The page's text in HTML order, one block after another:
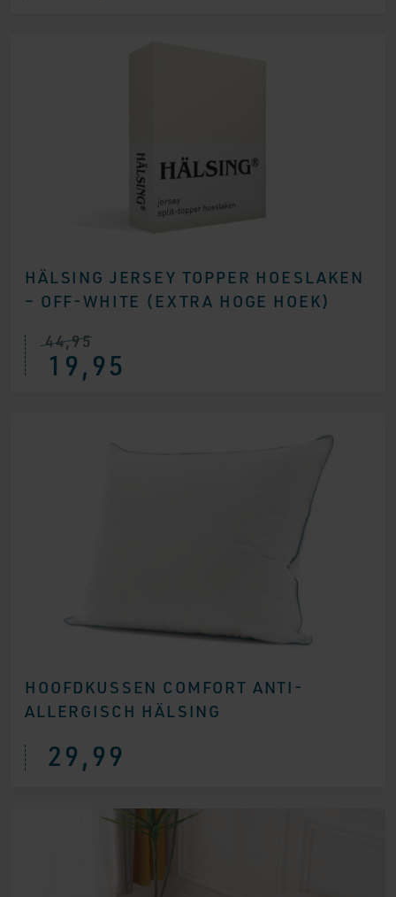
HÄLSING JERSEY TOPPER HOESLAKEN
– OFF-WHITE (EXTRA HOGE HOEK)
44,95
19,95
HOOFDKUSSEN COMFORT ANTI-
ALLERGISCH HÄLSING
29,99